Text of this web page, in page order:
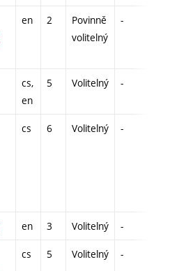
en 2
Povinně
volitelný
-
cs,
en
5 Volitelný -
cs 6 Volitelný -
en 3 Volitelný -
cs 5 Volitelný -